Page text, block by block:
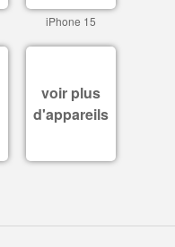
iPhone 15
voir plus
d'appareils